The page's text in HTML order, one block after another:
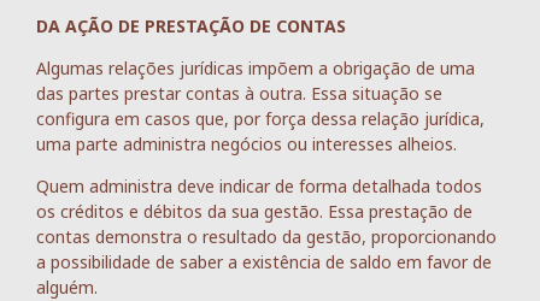
DA AÇÃO DE PRESTAÇÃO DE CONTAS
Algumas relações jurídicas impõem a obrigação de uma
das partes prestar contas à outra. Essa situação se
configura em casos que, por força dessa relação jurídica,
uma parte administra negócios ou interesses alheios.
Quem administra deve indicar de forma detalhada todos
os créditos e débitos da sua gestão. Essa prestação de
contas demonstra o resultado da gestão, proporcionando
a possibilidade de saber a existência de saldo em favor de
alguém.